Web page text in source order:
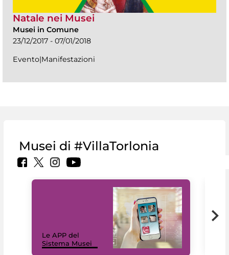
Natale nei Musei
Musei in Comune
23/12/2017 - 07/01/2018
Evento|Manifestazioni
Musei di #VillaTorlonia
Le APP del
Sistema Musei